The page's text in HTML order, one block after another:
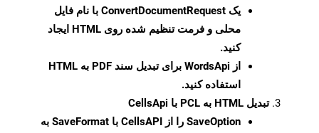
یک ConvertDocumentRequest با نام فایل
محلی و فرمت تنظیم شده روی HTML ایجاد
کنید.
از WordsApi برای تبدیل سند PDF به HTML
استفاده کنید.
تبدیل HTML به PCL با CellsApi
SaveOption
را از CellsAPI با SaveFormat به